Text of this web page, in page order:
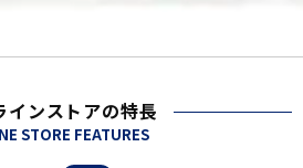
インストアの特長
STORE FEATURES